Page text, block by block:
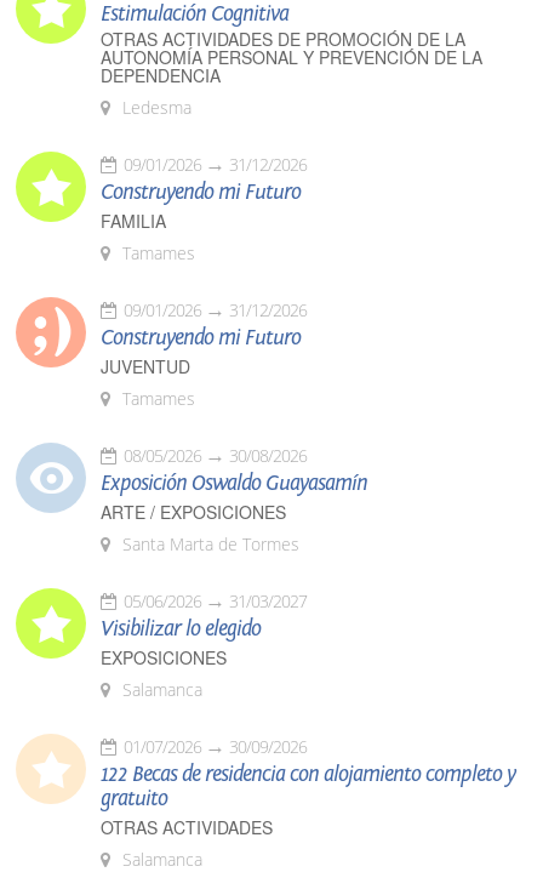
Estimulación Cognitiva
OTRAS ACTIVIDADES DE PROMOCIÓN DE LA
AUTONOMÍA PERSONAL Y PREVENCIÓN DE LA
DEPENDENCIA
Ledesma
09/01/2026 31/12/2026
Construyendo mi Futuro
FAMILIA
Tamames
09/01/2026 31/12/2026
Construyendo mi Futuro
JUVENTUD
Tamames
08/05/2026 30/08/2026
Exposición Oswaldo Guayasamín
ARTE / EXPOSICIONES
Santa Marta de Tormes
05/06/2026 31/03/2027
Visibilizar lo elegido
EXPOSICIONES
Salamanca
01/07/2026 30/09/2026
122 Becas de residencia con alojamiento completo y
gratuito
OTRAS ACTIVIDADES
Salamanca